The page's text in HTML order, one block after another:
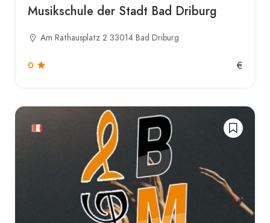
Musikschule der Stadt Bad Driburg
Am Rathausplatz 2 33014 Bad Driburg
0 €